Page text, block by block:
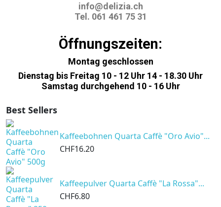
info@delizia.ch
Tel. 061 461 75 31
Öffnungszeiten:
Montag geschlossen
Dienstag bis Freitag 10 - 12 Uhr 14 - 18.30 Uhr
Samstag durchgehend 10 - 16 Uhr
Best Sellers
Kaffeebohnen Quarta Caffè "Oro Avio"...
CHF16.20
Kaffeepulver Quarta Caffè "La Rossa"...
CHF6.80